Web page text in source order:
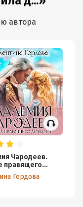
автора
Чародеев.
правящего
Гордова